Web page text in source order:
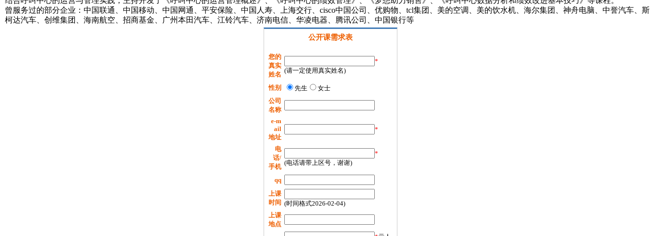
曾服务过的部分企业：中国联通、中国移动、中国网通、平安保险、中国人寿、上海交行、cisco中国公司、优购物、tcl集团、美的空调、美的饮水机、海尔集团、神舟电脑、中誉汽车、斯
柯达汽车、创维集团、海南航空、招商基金、广州本田汽车、江铃汽车、济南电信、华凌电器、腾讯公司、中国银行等
公开课需求表
您的
真实
姓名
*
(请一定使用真实姓名)
性别 先生
女士
公司
名称
e-m
ail
地址
*
电
话/
手机
*
(电话请带上区号，谢谢)
qq
上课
时间 (时间格式2026-02-04)
上课
地点